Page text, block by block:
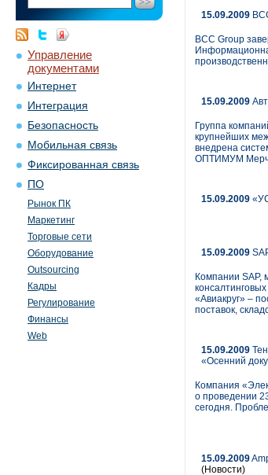
Управление
документами
Интернет
Интеграция
Безопасность
Мобильная связь
Фиксированная связь
ПО
Рынок ПК
Маркетинг
Торговые сети
Оборудование
Outsourcing
Кадры
Регулирование
Финансы
Web
15.09.2009
BCC Group
15.09.2009
Группа
крупнейших
внедрена
ОПТИМУМ
15.09.2009
15.09.2009
Компании SAP,
«Авиакруг» –
поставок,
15.09.2009
«Осенний
Компания
о проведении
сегодня.
15.09.2009
(Новости)